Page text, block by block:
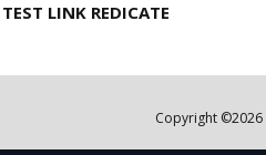
TEST LINK REDICATE
Copyright ©2026